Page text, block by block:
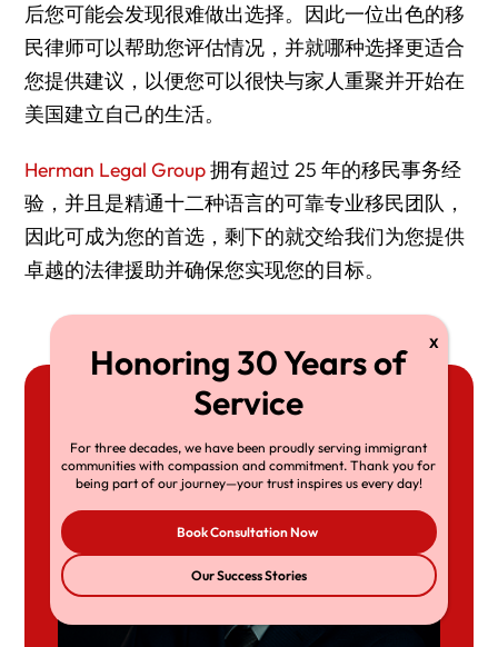
后您可能会发现很难做出选择。因此一位出色的移
民律师可以帮助您评估情况，并就哪种选择更适合
您提供建议，以便您可以很快与家人重聚并开始在
美国建立自己的生活。
Herman Legal Group拥有超过 25 年的移民事务经
验，并且是精通十二种语言的可靠专业移民团队，
因此可成为您的首选，剩下的就交给我们为您提供
卓越的法律援助并确保您实现您的目标。
For three decades, we have been proudly serving immigrant
communities with compassion and commitment. Thank you for
being part of our journey—your trust inspires us every day!
Book Consultation Now
Our Success Stories